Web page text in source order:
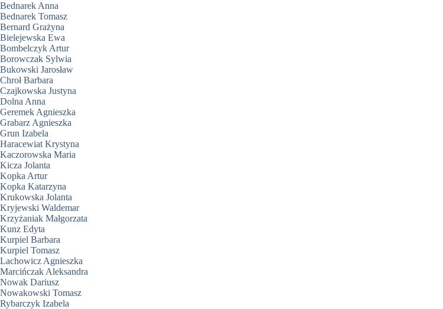
Bednarek Anna
Bednarek Tomasz
Bernard Grażyna
Bielejewska Ewa
Bombelczyk Artur
Borowczak Sylwia
Bukowski Jarosław
Chroł Barbara
Czajkowska Justyna
Dolna Anna
Geremek Agnieszka
Grabarz Agnieszka
Grun Izabela
Haracewiat Krystyna
Kaczorowska Maria
Kicza Jolanta
Kopka Artur
Kopka Katarzyna
Krukowska Jolanta
Kryjewski Waldemar
Krzyżaniak Małgorzata
Kunz Edyta
Kurpiel Barbara
Kurpiel Tomasz
Lachowicz Agnieszka
Marcińczak Aleksandra
Nowak Dariusz
Nowakowski Tomasz
Rybarczyk Izabela